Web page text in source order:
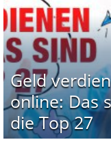
Geld
online: Das
die Top 27